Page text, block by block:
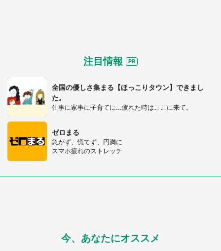
注目情報
全国の優しさ集まる【ほっこりタウン】できまし
た。
仕事に家事に子育てに...疲れた時はここに来て。
ゼロまる
急がず、慌てず、円満に
スマホ疲れのストレッチ
今、あなたにオススメ